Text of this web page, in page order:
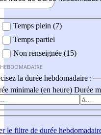
Temps plein (7)
Temps partiel
Non renseignée (15)
la durée hebdomadaire :
minimale (en heure) Durée
le filtre de durée